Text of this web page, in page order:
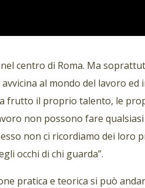
centro di Roma. Ma
al mondo del lavoro ed
frutto il proprio talento, le
non possono fare qualsiasi
non ci ricordiamo dei loro
occhi di chi guarda”.
pratica e teorica si può